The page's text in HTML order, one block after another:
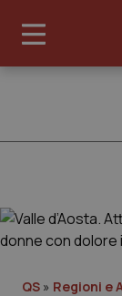
QS » Regioni e